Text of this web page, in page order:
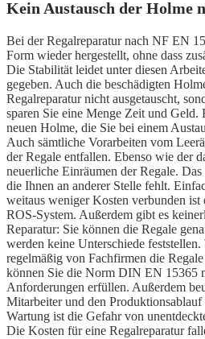
Kein Austausch der Holme
Bei der Regalreparatur nach NF EN
Form wieder hergestellt, ohne dass
Die Stabilität leidet unter diesen
gegeben. Auch die beschädigten
Regalreparatur nicht ausgetauscht,
sparen Sie eine Menge Zeit und
neuen Holme, die Sie bei einem
Auch sämtliche Vorarbeiten vom
der Regale entfallen. Ebenso wie der
neuerliche Einräumen der Regale.
die Ihnen an anderer Stelle fehlt.
weitaus weniger Kosten verbunden ist
ROS-System. Außerdem gibt es
Reparatur: Sie können die Regale
werden keine Unterschiede
regelmäßig von Fachfirmen die
können Sie die Norm DIN EN 15365
Anforderungen erfüllen. Außerdem
Mitarbeiter und den
Wartung ist die Gefahr von
Die Kosten für eine Regalreparatur